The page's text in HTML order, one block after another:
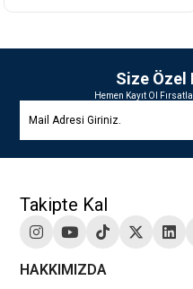
Size Özel
Hemen Kayıt Ol
Takipte Kal
HAKKIMIZDA